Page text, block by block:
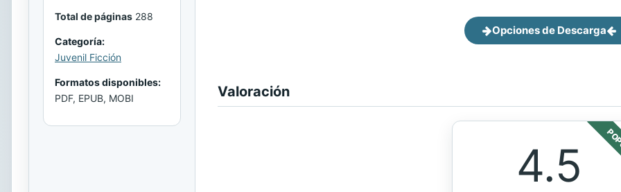
Total de páginas 288
Categoría:
Juvenil Ficción
Formatos disponibles:
PDF, EPUB, MOBI
Opciones de Descarga
Valoración
4.5